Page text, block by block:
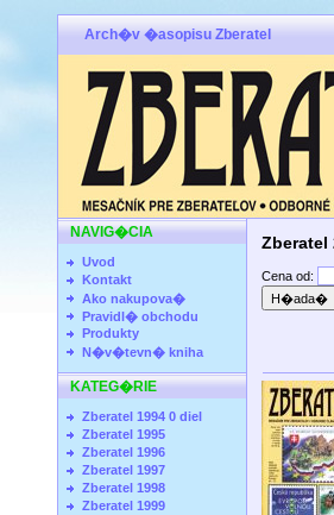
Arch�v �asopisu Zberatel
NAVIG�CIA
Uvod
Kontakt
Ako nakupova�
Pravidl� obchodu
Produkty
N�v�tevn� kniha
KATEG�RIE
Zberatel 1994 0 diel
Zberatel 1995
Zberatel 1996
Zberatel 1997
Zberatel 1998
Zberatel 1999
Zberatel
Cena od: